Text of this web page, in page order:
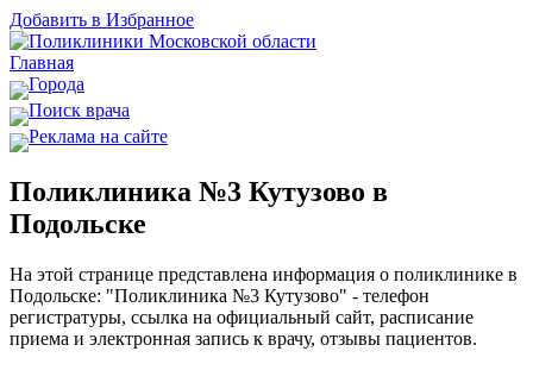
Добавить в Избранное
Главная
Города
Поиск врача
Реклама на сайте
Поликлиника №3 Кутузово в
Подольске
На этой странице представлена информация о поликлинике в
Подольске: "Поликлиника №3 Кутузово" - телефон
регистратуры, ссылка на официальный сайт, расписание
приема и электронная запись к врачу, отзывы пациентов.